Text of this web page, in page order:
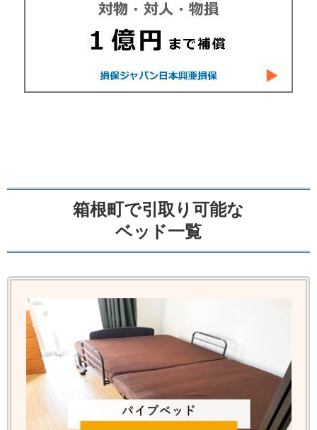
箱根町で引取り可能な
ベッド一覧